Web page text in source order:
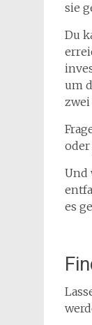
sie
Du
um
oder
Und
es